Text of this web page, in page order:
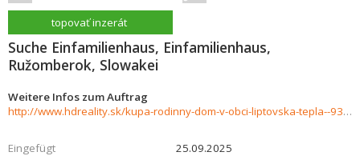
topovať inzerát
Suche Einfamilienhaus, Einfamilienhaus,
Ružomberok, Slowakei
Weitere Infos zum Auftrag
http://www.hdreality.sk/kupa-rodinny-dom-v-obci-liptovska-tepla--937280
Eingefügt
25.09.2025